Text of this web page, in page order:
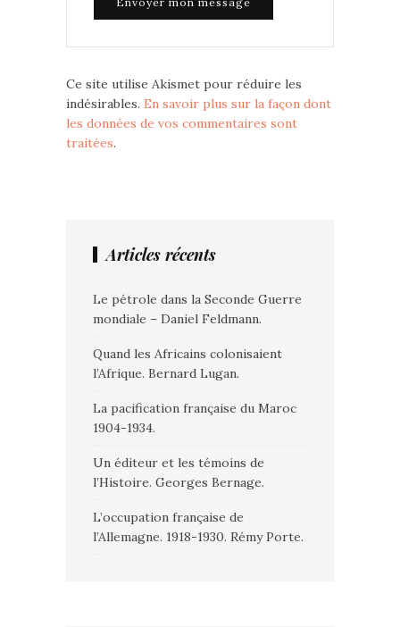
Ce site utilise Akismet pour réduire les
indésirables. En savoir plus sur la façon dont
les données de vos commentaires sont
traitées.
Articles récents
Le pétrole dans la Seconde Guerre
mondiale – Daniel Feldmann.
Quand les Africains colonisaient
l’Afrique. Bernard Lugan.
La pacification française du Maroc
1904-1934.
Un éditeur et les témoins de
l’Histoire. Georges Bernage.
L’occupation française de
l’Allemagne. 1918-1930. Rémy Porte.